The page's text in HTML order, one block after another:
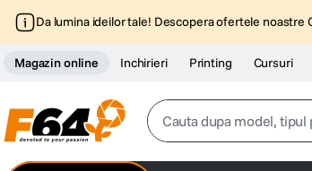
Da lumina ideilor tale! Descopera ofertele noastre
Magazin online Inchirieri Printing Cursuri
Cauta dupa model, tipul